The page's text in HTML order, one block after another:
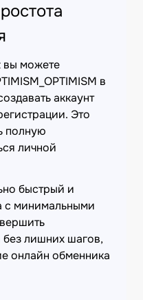
вы можете
в
аккаунт
Это
полную
личной
быстрый и
с минимальными
лишних шагов,
онлайн обменника